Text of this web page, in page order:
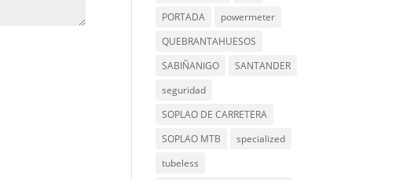
PORTADA
powermeter
QUEBRANTAHUESOS
SABIÑANIGO
SANTANDER
seguridad
SOPLAO DE CARRETERA
SOPLAO MTB
specialized
tubeless